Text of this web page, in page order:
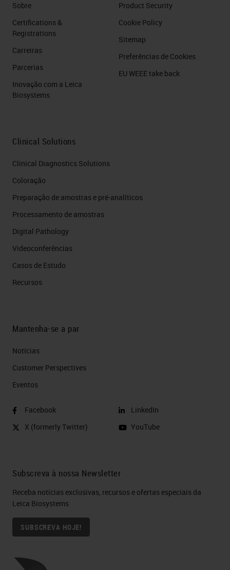
Sobre
Certifications &
Registrations
Carreiras
Parcerias
Inovação com a Leica
Biosystems
Product Security
Cookie Policy
Sitemap
Preferências de Cookies
EU WEEE take back
Clinical Solutions
Clinical Diagnostics Solutions
Coloração
Preparação de amostras e pré-analíticos
Processamento de amostras
Digital Pathology
Videoconferências
Casos de Estudo
Recursos
Mantenha-se a par
Notícias
Customer Perspectives​
Eventos
Facebook
X (formerly Twitter)
LinkedIn
YouTube
Subscreva à nossa Newsletter
Receba notícias exclusivas, recursos e ofertas especiais da
Leica Biosystems
SUBSCREVA HOJE!